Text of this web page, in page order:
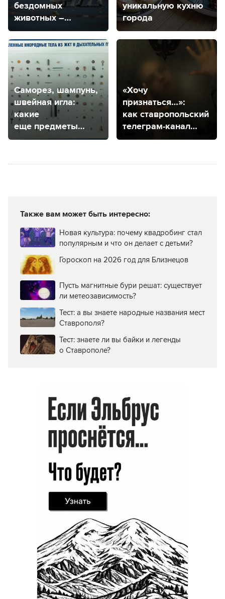
бездомных
животных –
рассказали
эксперты
из Ставрополя
уникальную кухню
города
Саморез, шампунь,
швейная игла:
какие
еще предметы
извлекают
пациентов врачи
«Хочу
признаться…»:
как ставропольский
телеграм-канал
помогает
Также вам может быть интересно:
Новая культура: почему квадробинг стал
популярным и что он делает с детьми?
Гороскоп на 2026 год для Близнецов
Пусть магнитные бури решат: существует
ли метеозависимость?
Тест: а вы знаете народные названия мест
Ставрополя?
Тест: знаете ли вы байки и легенды
о Ставрополе?